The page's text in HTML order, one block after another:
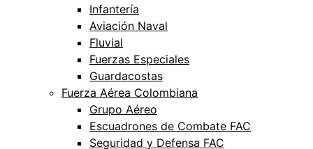
Infantería
Aviación Naval
Fluvial
Fuerzas Especiales
Guardacostas
Fuerza Aérea Colombiana
Grupo Aéreo
Escuadrones de Combate FAC
Seguridad y Defensa FAC